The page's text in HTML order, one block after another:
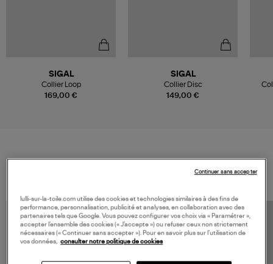
169,00 €
SIGAL
Collier Loop
149,00 €
SIGAL
Collier Disc
lulli-sur-la-toile.com utilise des cookies et technologies similaires à des fins de
performance, personnalisation, publicité et analyses, en collaboration avec des
partenaires tels que Google. Vous pouvez configurer vos choix via « Paramétrer »,
accepter l’ensemble des cookies (« J’accepte ») ou refuser ceux non strictement
nécessaires (« Continuer sans accepter »). Pour en savoir plus sur l’utilisation de
vos données, consulter notre politique de cookies
Continuer sans accepter